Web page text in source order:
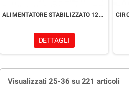
ALIMENTATORE STABILIZZATO 12V 50W
DETTAGLI
Visualizzati 25-36 su 221 articoli